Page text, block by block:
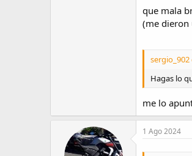
Y en
por el
que mala
(me dieron
sergio_902
Hagas lo
me lo
1 Ago 2024